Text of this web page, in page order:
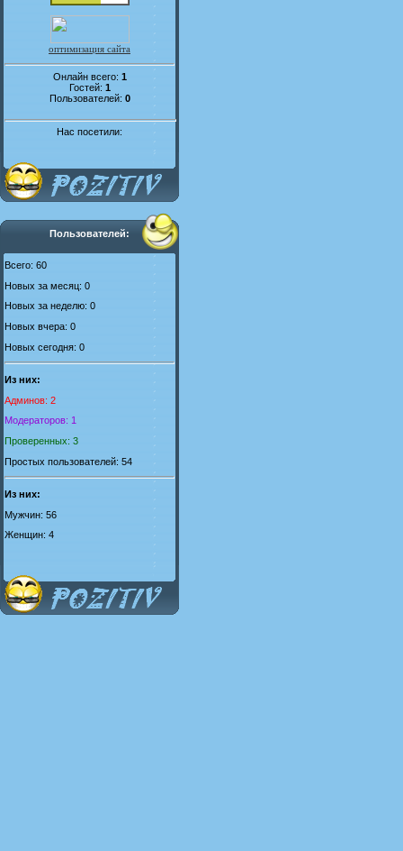
оптимизация сайта
Онлайн всего: 1
Гостей: 1
Пользователей: 0
Нас посетили:
Пользователей:
Всего: 60
Новых за месяц: 0
Новых за неделю: 0
Новых вчера: 0
Новых сегодня: 0
Из них:
Админов: 2
Модераторов: 1
Проверенных: 3
Простых пользователей: 54
Из них:
Мужчин: 56
Женщин: 4